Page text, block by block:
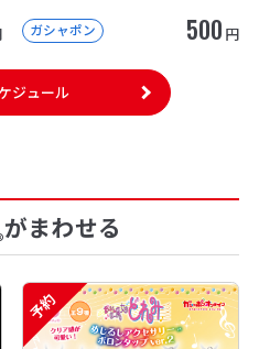
ガシャポン 500 円
ジュール
がまわせる
予約